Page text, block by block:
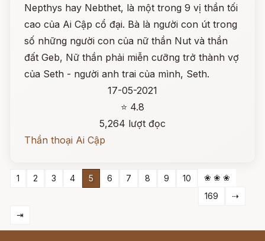
Nepthys hay Nebthet, là một trong 9 vị thần tối
cao của Ai Cập cổ đại. Bà là người con út trong
số những người con của nữ thần Nut và thần
đất Geb, Nữ thần phải miễn cưỡng trở thành vợ
của Seth - người anh trai của mình, Seth.
17-05-2021
⭐ 4.8
5,264 lượt đọc
Thần thoại Ai Cập
1 2 3 4 5 6 7 8 9 10
❀ ❀ ❀
169
⇢
⇥